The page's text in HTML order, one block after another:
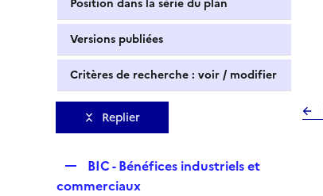
Position dans la série du plan
Versions publiées
Critères de recherche : voir / modifier
Replier
e
BIC - Bénéfices industriels et
commerciaux